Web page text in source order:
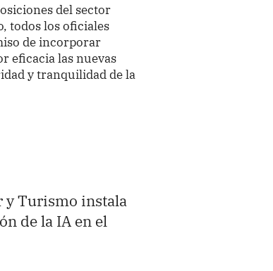
del sector
todos los oficiales
de incorporar
eficacia las nuevas
y tranquilidad de la
y Turismo instala
de la IA en el